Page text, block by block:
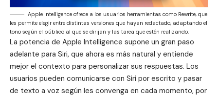
Apple Intelligence ofrece a los usuarios herramientas como Rewrite, que
les permite elegir entre distintas versiones que hayan redactado, adaptando el
tono según el público al que se dirijan y las tarea que estén realizando.
La potencia de Apple Intelligence supone un gran paso
adelante para Siri, que ahora es más natural y entiende
mejor el contexto para personalizar sus respuestas. Los
usuarios pueden comunicarse con Siri por escrito y pasar
de texto a voz según les convenga en cada momento, por